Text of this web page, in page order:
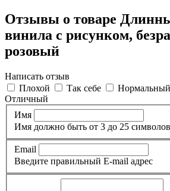
Отзывы о товаре
винила с рисунком,
розовый
Написать отзыв
Плохой
Так себе Нормальный
Отличный
Имя
Имя должно быть от 3 до 25 символов
Email
Введите правильный E-mail адрес